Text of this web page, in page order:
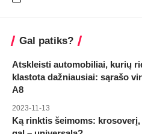
Gal patiks?
Atskleisti automobiliai, kurių
klastota dažniausiai: sąrašo
A8
2023-11-13
Ką rinktis šeimoms: krosoverį,